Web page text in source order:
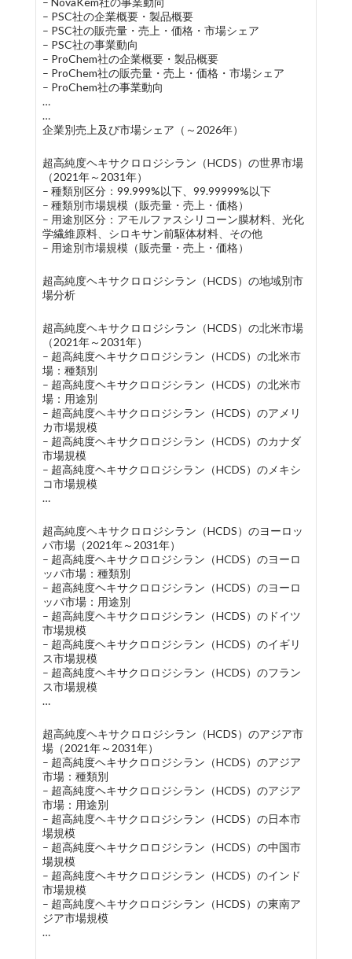
– PSC社の企業概要・製品概要
– PSC社の販売量・売上・価格・市場シェア
– PSC社の事業動向
– ProChem社の企業概要・製品概要
– ProChem社の販売量・売上・価格・市場シェア
– ProChem社の事業動向
…
…
企業別売上及び市場シェア（～2026年）
超高純度ヘキサクロロジシラン（HCDS）の世界市場
（2021年～2031年）
– 種類別区分：99.999%以下、99.99999%以下
– 種類別市場規模（販売量・売上・価格）
– 用途別区分：アモルファスシリコーン膜材料、光化
学繊維原料、シロキサン前駆体材料、その他
– 用途別市場規模（販売量・売上・価格）
超高純度ヘキサクロロジシラン（HCDS）の地域別市
場分析
超高純度ヘキサクロロジシラン（HCDS）の北米市場
（2021年～2031年）
– 超高純度ヘキサクロロジシラン（HCDS）の北米市
場：種類別
– 超高純度ヘキサクロロジシラン（HCDS）の北米市
場：用途別
– 超高純度ヘキサクロロジシラン（HCDS）のアメリ
カ市場規模
– 超高純度ヘキサクロロジシラン（HCDS）のカナダ
市場規模
– 超高純度ヘキサクロロジシラン（HCDS）のメキシ
コ市場規模
…
超高純度ヘキサクロロジシラン（HCDS）のヨーロッ
パ市場（2021年～2031年）
– 超高純度ヘキサクロロジシラン（HCDS）のヨーロ
ッパ市場：種類別
– 超高純度ヘキサクロロジシラン（HCDS）のヨーロ
ッパ市場：用途別
– 超高純度ヘキサクロロジシラン（HCDS）のドイツ
市場規模
– 超高純度ヘキサクロロジシラン（HCDS）のイギリ
ス市場規模
– 超高純度ヘキサクロロジシラン（HCDS）のフラン
ス市場規模
…
超高純度ヘキサクロロジシラン（HCDS）のアジア市
場（2021年～2031年）
– 超高純度ヘキサクロロジシラン（HCDS）のアジア
市場：種類別
– 超高純度ヘキサクロロジシラン（HCDS）のアジア
市場：用途別
– 超高純度ヘキサクロロジシラン（HCDS）の日本市
場規模
– 超高純度ヘキサクロロジシラン（HCDS）の中国市
場規模
– 超高純度ヘキサクロロジシラン（HCDS）のインド
市場規模
– 超高純度ヘキサクロロジシラン（HCDS）の東南ア
ジア市場規模
…